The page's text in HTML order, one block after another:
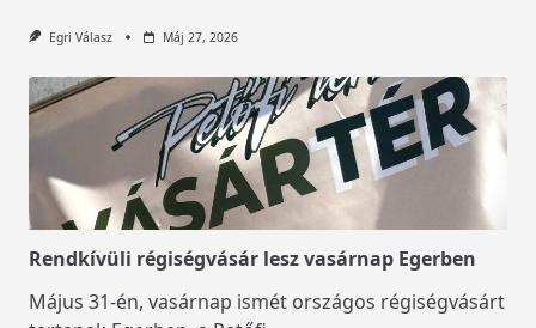
Egri Válasz Máj 27, 2026
Rendkívüli régiségvásár lesz vasárnap Egerben
Május 31-én, vasárnap ismét országos régiségvásárt